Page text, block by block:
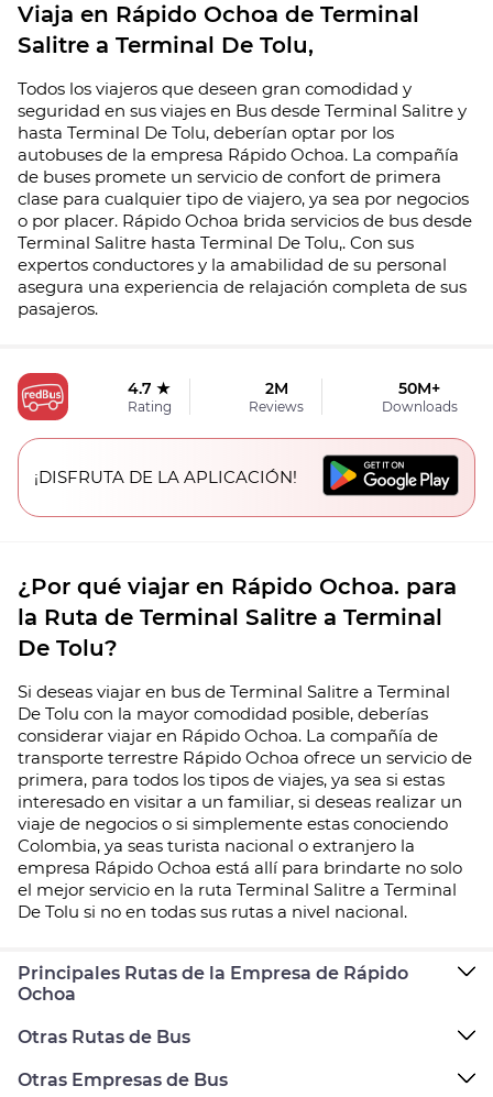
Viaja en Rápido Ochoa de Terminal
Salitre a Terminal De Tolu,
Todos los viajeros que deseen gran comodidad y
seguridad en sus viajes en Bus desde Terminal Salitre y
hasta Terminal De Tolu, deberían optar por los
autobuses de la empresa Rápido Ochoa. La compañía
de buses promete un servicio de confort de primera
clase para cualquier tipo de viajero, ya sea por negocios
o por placer. Rápido Ochoa brida servicios de bus desde
Terminal Salitre hasta Terminal De Tolu,. Con sus
expertos conductores y la amabilidad de su personal
asegura una experiencia de relajación completa de sus
pasajeros.
4.7 ★
Rating
2M
Reviews
50M+
Downloads
¡DISFRUTA DE LA APLICACIÓN!
¿Por qué viajar en Rápido Ochoa. para
la Ruta de Terminal Salitre a Terminal
De Tolu?
Si deseas viajar en bus de Terminal Salitre a Terminal
De Tolu con la mayor comodidad posible, deberías
considerar viajar en Rápido Ochoa. La compañía de
transporte terrestre Rápido Ochoa ofrece un servicio de
primera, para todos los tipos de viajes, ya sea si estas
interesado en visitar a un familiar, si deseas realizar un
viaje de negocios o si simplemente estas conociendo
Colombia, ya seas turista nacional o extranjero la
empresa Rápido Ochoa está allí para brindarte no solo
el mejor servicio en la ruta Terminal Salitre a Terminal
De Tolu si no en todas sus rutas a nivel nacional.
Principales Rutas de la Empresa de Rápido
Ochoa
Otras Rutas de Bus
Otras Empresas de Bus